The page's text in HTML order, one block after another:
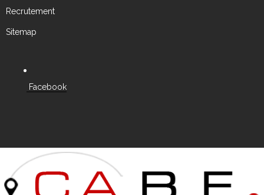
Recrutement
Sitemap
Facebook